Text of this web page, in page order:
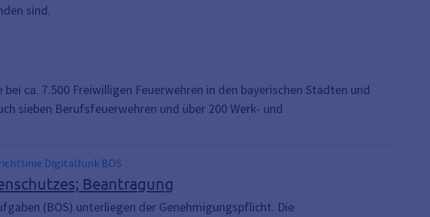
sind.
ca. 7.500 Freiwilligen Feuerwehren in den bayerischen Städten und
sieben Berufsfeuerwehren und über 200 Werk- und
Digitalfunk BOS
Beantragung
(BOS) unterliegen der Genehmigungspflicht. Die